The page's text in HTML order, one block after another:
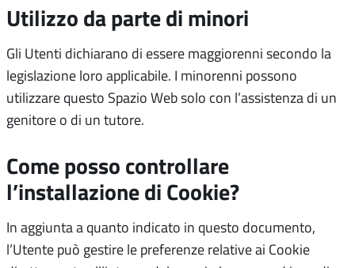
Utilizzo da parte di minori
Gli Utenti dichiarano di essere maggiorenni secondo la
legislazione loro applicabile. I minorenni possono
utilizzare questo Spazio Web solo con l’assistenza di un
genitore o di un tutore.
Come posso controllare
l’installazione di Cookie?
In aggiunta a quanto indicato in questo documento,
l’Utente può gestire le preferenze relative ai Cookie